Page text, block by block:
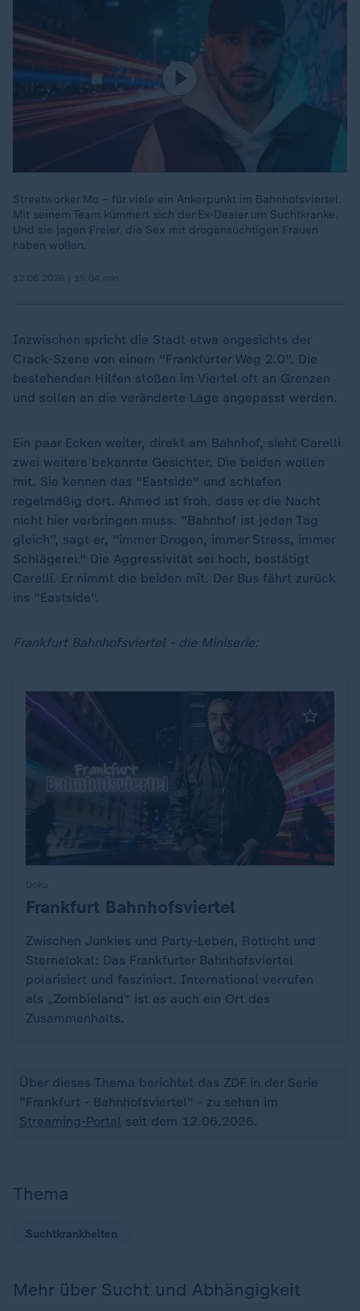
Streetworker Mo – für viele ein Ankerpunkt im Bahnhofsviertel.
Mit seinem Team kümmert sich der Ex-Dealer um Suchtkranke.
Und sie jagen Freier, die Sex mit drogensüchtigen Frauen
haben wollen.
Inzwischen spricht die Stadt etwa angesichts der
Crack-Szene von einem "Frankfurter Weg 2.0". Die
bestehenden Hilfen stoßen im Viertel oft an Grenzen
und sollen an die veränderte Lage angepasst werden.
Ein paar Ecken weiter, direkt am Bahnhof, sieht Carelli
zwei weitere bekannte Gesichter. Die beiden wollen
mit. Sie kennen das "Eastside" und schlafen
regelmäßig dort. Ahmed ist froh, dass er die Nacht
nicht hier verbringen muss. "Bahnhof ist jeden Tag
gleich", sagt er, "immer Drogen, immer Stress, immer
Schlägerei." Die Aggressivität sei hoch, bestätigt
Carelli. Er nimmt die beiden mit. Der Bus fährt zurück
ins "Eastside".
Frankfurt Bahnhofsviertel - die Miniserie:
:Frankfurt Bahnhofsviertel
Zwischen Junkies und Party-Leben, Rotlicht und
Sternelokal: Das Frankfurter Bahnhofsviertel
polarisiert und fasziniert. International verrufen
als „Zombieland“ ist es auch ein Ort des
Zusammenhalts.
Über dieses Thema berichtet das ZDF in der Serie
"Frankfurt - Bahnhofsviertel" - zu sehen im
Streaming-Portal seit dem 12.06.2026.
Thema
Suchtkrankheiten
Mehr über Sucht und Abhängigkeit